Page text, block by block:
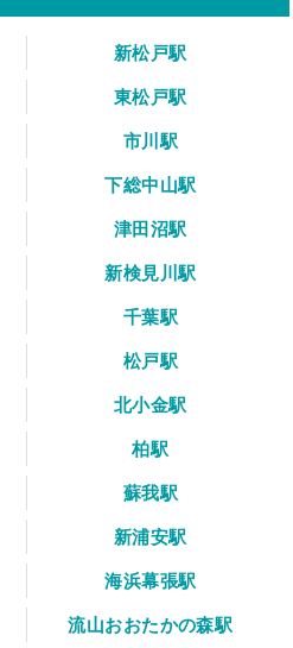
新松戸駅
東松戸駅
市川駅
下総中山駅
津田沼駅
新検見川駅
千葉駅
松戸駅
北小金駅
柏駅
蘇我駅
新浦安駅
海浜幕張駅
流山おおたかの森駅